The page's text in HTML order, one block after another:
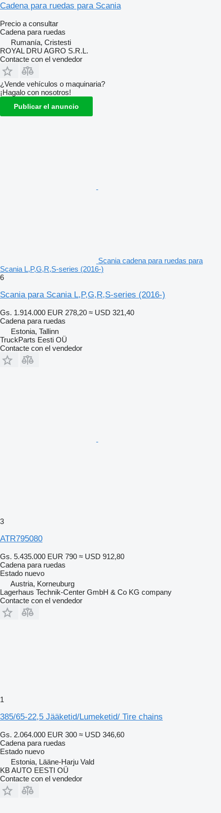
Cadena para ruedas para Scania
Precio a consultar
Cadena para ruedas
Rumanía, Cristesti
ROYAL DRU AGRO S.R.L.
Contacte con el vendedor
¿Vende vehículos o maquinaria?
¡Hagalo con nosotros!
Publicar el anuncio
Scania cadena para ruedas para
Scania L,P,G,R,S-series (2016-)
6
Scania para Scania L,P,G,R,S-series (2016-)
Gs. 1.914.000 EUR 278,20 ≈ USD 321,40
Cadena para ruedas
Estonia, Tallinn
TruckParts Eesti OÜ
Contacte con el vendedor
3
ATR795080
Gs. 5.435.000 EUR 790 ≈ USD 912,80
Cadena para ruedas
Estado nuevo
Austria, Korneuburg
Lagerhaus Technik-Center GmbH & Co KG company
Contacte con el vendedor
1
385/65-22,5 Jääketid/Lumeketid/ Tire chains
Gs. 2.064.000 EUR 300 ≈ USD 346,60
Cadena para ruedas
Estado nuevo
Estonia, Lääne-Harju Vald
KB AUTO EESTI OÜ
Contacte con el vendedor